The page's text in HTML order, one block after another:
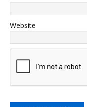
Website